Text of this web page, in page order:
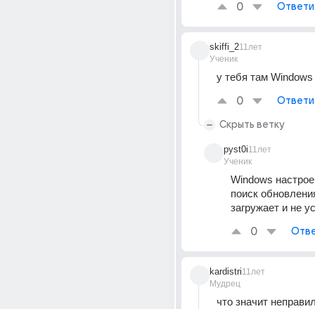
0
skiffi_2
Ученик
11лет
у тебя там
0
Скрыть ветку
pyst0i
Ученик
11лет
Windows
поиск
загружает и не
0
kardistri
Мудрец
11лет
что значит